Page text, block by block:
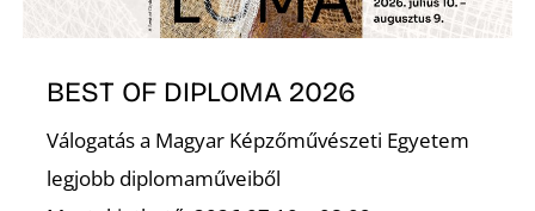
BEST OF DIPLOMA 2026
Válogatás a Magyar Képzőművészeti Egyetem
legjobb diplomaműveiből